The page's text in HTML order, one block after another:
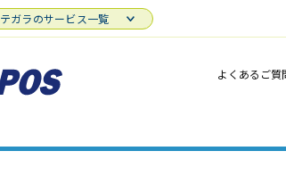
よくあるご質
テガラのサービス一覧